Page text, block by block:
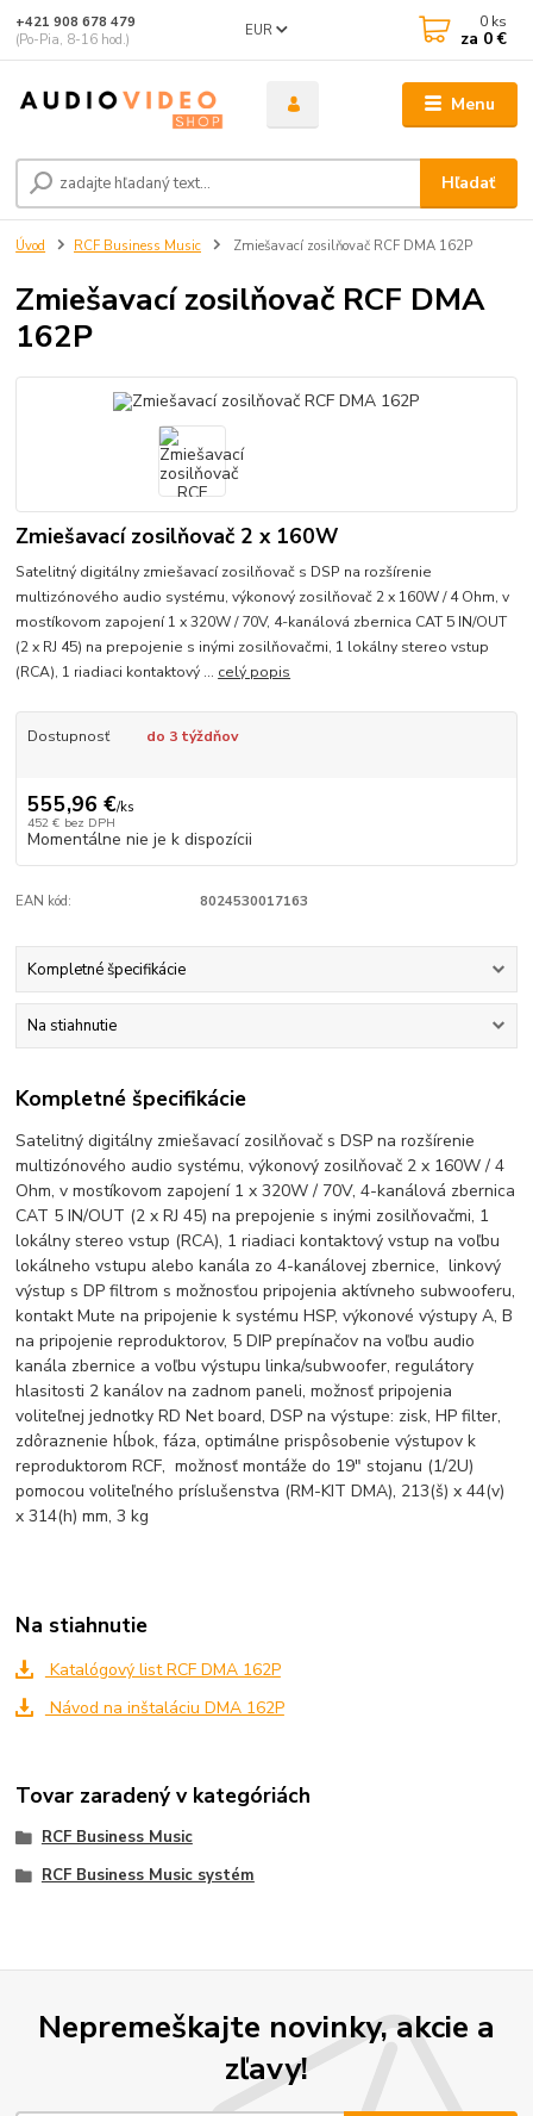
Menu
EUR
Hľadať
+421 908 678 479
(Po-Pia, 8-16 hod.)
0 ks
za 0 €
Úvod RCF Business Music Zmiešavací zosilňovač RCF DMA 162P
Zmiešavací zosilňovač RCF DMA
162P
Zmiešavací zosilňovač 2 x 160W
Satelitný digitálny zmiešavací zosilňovač s DSP na rozšírenie
multizónového audio systému, výkonový zosilňovač 2 x 160W / 4 Ohm, v
mostíkovom zapojení 1 x 320W / 70V, 4-kanálová zbernica CAT 5 IN/OUT
(2 x RJ 45) na prepojenie s inými zosilňovačmi, 1 lokálny stereo vstup
(RCA), 1 riadiaci kontaktový ... celý popis
Dostupnosť do 3 týždňov
555,96 €/ks
452 € bez DPH
Momentálne nie je k dispozícii
EAN kód: 8024530017163
Kompletné špecifikácie
Na stiahnutie
Kompletné špecifikácie
Satelitný digitálny zmiešavací zosilňovač s DSP na rozšírenie
multizónového audio systému, výkonový zosilňovač 2 x 160W / 4
Ohm, v mostíkovom zapojení 1 x 320W / 70V, 4-kanálová zbernica
CAT 5 IN/OUT (2 x RJ 45) na prepojenie s inými zosilňovačmi, 1
lokálny stereo vstup (RCA), 1 riadiaci kontaktový vstup na voľbu
lokálneho vstupu alebo kanála zo 4-kanálovej zbernice, linkový
výstup s DP filtrom s možnosťou pripojenia aktívneho subwooferu,
kontakt Mute na pripojenie k systému HSP, výkonové výstupy A, B
na pripojenie reproduktorov, 5 DIP prepínačov na voľbu audio
kanála zbernice a voľbu výstupu linka/subwoofer, regulátory
hlasitosti 2 kanálov na zadnom paneli, možnosť pripojenia
voliteľnej jednotky RD Net board, DSP na výstupe: zisk, HP filter,
zdôraznenie hĺbok, fáza, optimálne prispôsobenie výstupov k
reproduktorom RCF, možnosť montáže do 19" stojanu (1/2U)
pomocou voliteľného príslušenstva (RM-KIT DMA), 213(š) x 44(v)
x 314(h) mm, 3 kg
Na stiahnutie
Katalógový list RCF DMA 162P
Návod na inštaláciu DMA 162P
Tovar zaradený v kategóriách
RCF Business Music
RCF Business Music systém
Nepremeškajte novinky, akcie a
zľavy!